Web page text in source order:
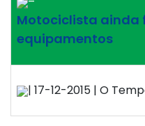
Motociclista ainda
equipamentos
| 17-12-2015 | O